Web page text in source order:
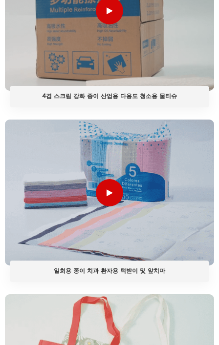
4겹 스크림 강화 종이 산업용 다용도 청소용 물티슈
일회용 종이 치과 환자용 턱받이 및 앞치마